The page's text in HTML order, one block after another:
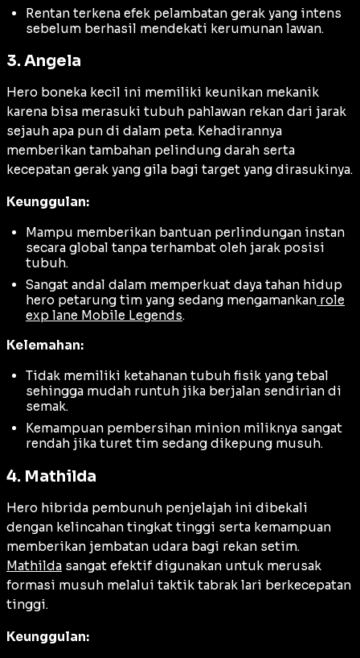
Rentan terkena efek pelambatan gerak yang intens
sebelum berhasil mendekati kerumunan lawan.
3. Angela
Hero boneka kecil ini memiliki keunikan mekanik
karena bisa merasuki tubuh pahlawan rekan dari jarak
sejauh apa pun di dalam peta. Kehadirannya
memberikan tambahan pelindung darah serta
kecepatan gerak yang gila bagi target yang dirasukinya.
Keunggulan:
Mampu memberikan bantuan perlindungan instan
secara global tanpa terhambat oleh jarak posisi
tubuh.
Sangat andal dalam memperkuat daya tahan hidup
hero petarung tim yang sedang mengamankan role
exp lane Mobile Legends.
Kelemahan:
Tidak memiliki ketahanan tubuh fisik yang tebal
sehingga mudah runtuh jika berjalan sendirian di
semak.
Kemampuan pembersihan minion miliknya sangat
rendah jika turet tim sedang dikepung musuh.
4. Mathilda
Hero hibrida pembunuh penjelajah ini dibekali
dengan kelincahan tingkat tinggi serta kemampuan
memberikan jembatan udara bagi rekan setim.
Mathilda sangat efektif digunakan untuk merusak
formasi musuh melalui taktik tabrak lari berkecepatan
tinggi.
Keunggulan: